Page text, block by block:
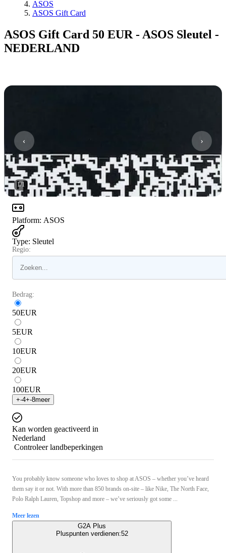
ASOS
ASOS Gift Card
ASOS Gift Card 50 EUR - ASOS Sleutel -
NEDERLAND
1/1
Platform: ASOS
Type: Sleutel
Regio:
Bedrag:
50EUR
5EUR
10EUR
20EUR
100EUR
+-4+-8meer
Kan worden geactiveerd in
Nederland
Controleer landbeperkingen
You probably know someone who loves to shop at ASOS – whether you’ve heard
them say it or not. With more than 850 brands on-site – like Nike, The North Face,
Polo Ralph Lauren, Topshop and more – we’ve seriously got some ...
Meer lezen
G2A Plus
Pluspunten verdienen:52